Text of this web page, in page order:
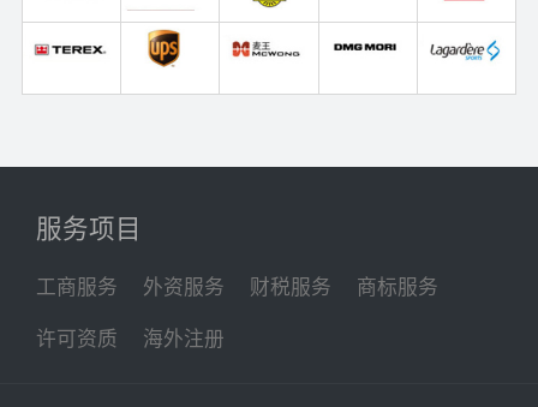
服务项目
工商服务 外资服务 财税服务 商标服务
许可资质 海外注册